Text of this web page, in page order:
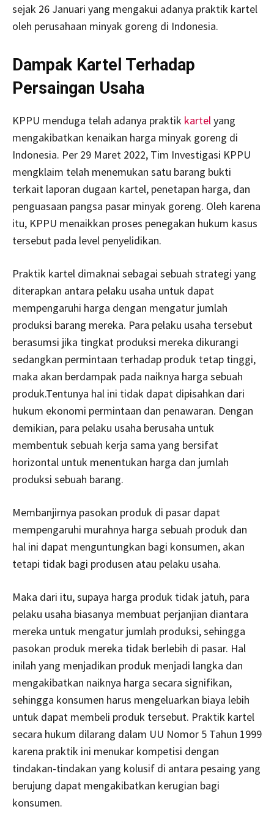
sejak 26 Januari yang mengakui adanya praktik kartel
oleh perusahaan minyak goreng di Indonesia.
Dampak Kartel Terhadap
Persaingan Usaha
KPPU menduga telah adanya praktik kartelyang
mengakibatkan kenaikan harga minyak goreng di
Indonesia. Per 29 Maret 2022, Tim Investigasi KPPU
mengklaim telah menemukan satu barang bukti
terkait laporan dugaan kartel, penetapan harga, dan
penguasaan pangsa pasar minyak goreng. Oleh karena
itu, KPPU menaikkan proses penegakan hukum kasus
tersebut pada level penyelidikan.
Praktik kartel dimaknai sebagai sebuah strategi yang
diterapkan antara pelaku usaha untuk dapat
mempengaruhi harga dengan mengatur jumlah
produksi barang mereka. Para pelaku usaha tersebut
berasumsi jika tingkat produksi mereka dikurangi
sedangkan permintaan terhadap produk tetap tinggi,
maka akan berdampak pada naiknya harga sebuah
produk.Tentunya hal ini tidak dapat dipisahkan dari
hukum ekonomi permintaan dan penawaran. Dengan
demikian, para pelaku usaha berusaha untuk
membentuk sebuah kerja sama yang bersifat
horizontal untuk menentukan harga dan jumlah
produksi sebuah barang.
Membanjirnya pasokan produk di pasar dapat
mempengaruhi murahnya harga sebuah produk dan
hal ini dapat menguntungkan bagi konsumen, akan
tetapi tidak bagi produsen atau pelaku usaha.
Maka dari itu, supaya harga produk tidak jatuh, para
pelaku usaha biasanya membuat perjanjian diantara
mereka untuk mengatur jumlah produksi, sehingga
pasokan produk mereka tidak berlebih di pasar. Hal
inilah yang menjadikan produk menjadi langka dan
mengakibatkan naiknya harga secara signifikan,
sehingga konsumen harus mengeluarkan biaya lebih
untuk dapat membeli produk tersebut. Praktik kartel
secara hukum dilarang dalam UU Nomor 5 Tahun 1999
karena praktik ini menukar kompetisi dengan
tindakan-tindakan yang kolusif di antara pesaing yang
berujung dapat mengakibatkan kerugian bagi
konsumen.